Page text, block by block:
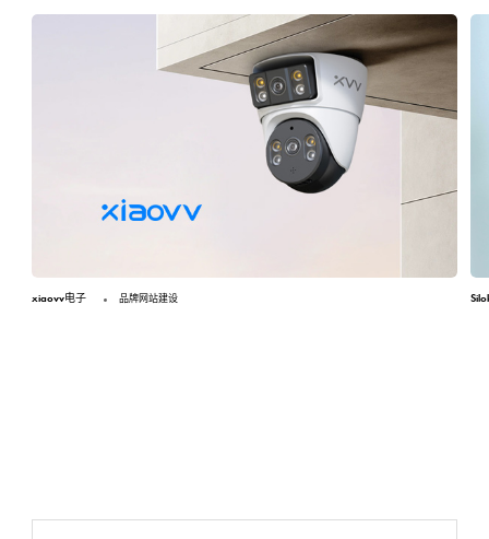
xiaovv电子 品牌网站建设